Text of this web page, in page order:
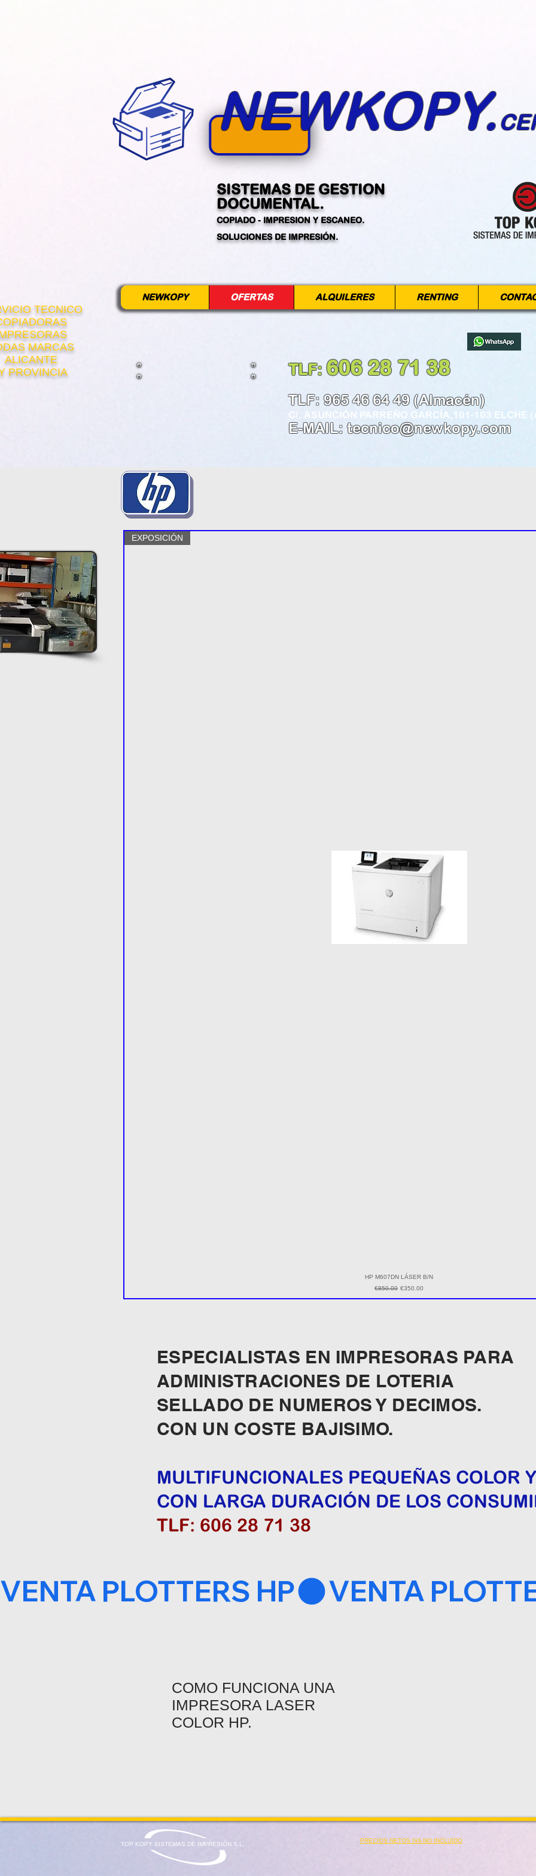
NEWKOPY.
SISTEMAS DE GESTION
DOCUMENTAL.
COPIADO - IMPRESION Y ESCANEO.
SOLUCIONES DE IMPRESIÓN.
TECNICO
MARCAS
ALICANTE
PROVINCIA
NEWKOPY OFERTAS ALQUILERES RENTING
TLF: 606 28 71 38
TLF: 965 46 64 49 (Almacén)
C/. ASUNCIÓN PARREÑO GARCÍA,101-103 ELCHE
E-MAIL:tecnico@newkopy.com
EXPOSICIÓN
HP M607DN LÁSER B/N
Regular Price
€850.00 Sale Price
€350.00
ESPECIALISTAS EN IMPRESORAS PARA
ADMINISTRACIONES DE LOTERIA
SELLADO DE NUMEROS Y DECIMOS.
CON UN COSTE BAJISIMO.
MULTIFUNCIONALES PEQUEÑAS COLOR
CON LARGA DURACIÓN DE LOS
TLF: 606 28 71 38
COMO FUNCIONA UNA
IMPRESORA LASER
COLOR HP.
TOP KOPY SISTEMAS DE IMPRESIÓN S.L.
PRECIOS NETOS IVA NO INCLUIDO